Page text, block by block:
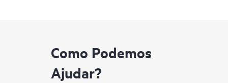
Como Podemos
Ajudar?